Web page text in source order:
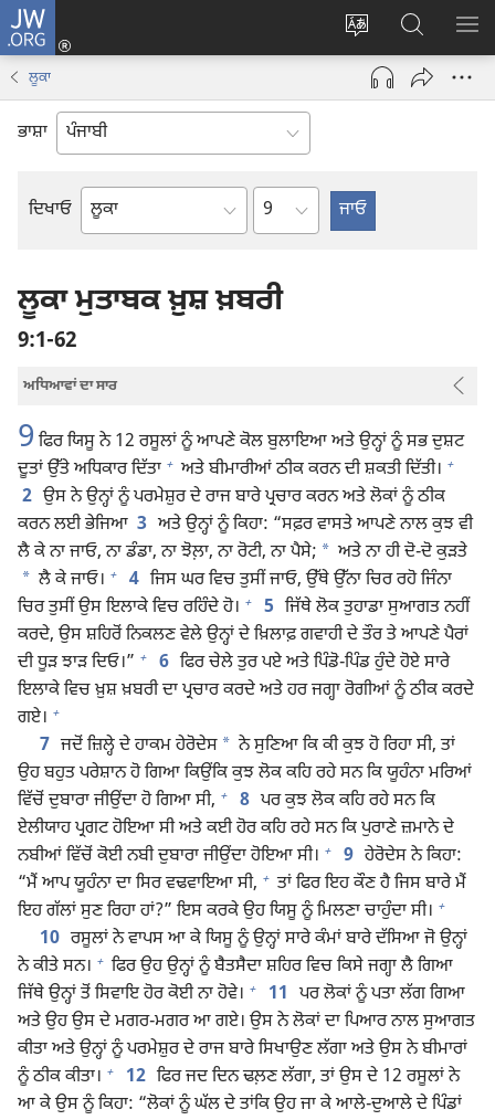
JW.ORG
ਸਾਈਟ
ਦੀ
ਭਾਸ਼ਾ
ਲਾਗ-
(opens
new
JW.ORG
ʼਤੇ
ਖੋਜ
ਲੂਕਾ
ਭਾਸ਼ਾ
ਦਿਖਾਓ
ਬਾਈਬਲ
Chapter
ਲੂਕਾ ਮੁਤਾਬਕ ਖ਼ੁਸ਼ ਖ਼ਬਰੀ
9:1-62
ਅਧਿਆਵਾਂ ਦਾ ਸਾਰ
9ਫਿਰ ਯਿਸੂ ਨੇ 12 ਰਸੂਲਾਂ ਨੂੰ ਆਪਣੇ ਕੋਲ ਬੁਲਾਇਆ ਅਤੇ ਉਨ੍ਹਾਂ ਨੂੰ ਸਭ ਦੁਸ਼ਟ
ਦੂਤਾਂ ਉੱਤੇ ਅਧਿਕਾਰ ਦਿੱਤਾ + ਅਤੇ ਬੀਮਾਰੀਆਂ ਠੀਕ ਕਰਨ ਦੀ ਸ਼ਕਤੀ ਦਿੱਤੀ। +
2 ਉਸ ਨੇ ਉਨ੍ਹਾਂ ਨੂੰ ਪਰਮੇਸ਼ੁਰ ਦੇ ਰਾਜ ਬਾਰੇ ਪ੍ਰਚਾਰ ਕਰਨ ਅਤੇ ਲੋਕਾਂ ਨੂੰ ਠੀਕ
ਕਰਨ ਲਈ ਭੇਜਿਆ 3 ਅਤੇ ਉਨ੍ਹਾਂ ਨੂੰ ਕਿਹਾ: “ਸਫ਼ਰ ਵਾਸਤੇ ਆਪਣੇ ਨਾਲ ਕੁਝ ਵੀ
ਲੈ ਕੇ ਨਾ ਜਾਓ, ਨਾ ਡੰਡਾ, ਨਾ ਝੋਲ਼ਾ, ਨਾ ਰੋਟੀ, ਨਾ ਪੈਸੇ; * ਅਤੇ ਨਾ ਹੀ ਦੋ-ਦੋ ਕੁੜਤੇ
* ਲੈ ਕੇ ਜਾਓ। + 4 ਜਿਸ ਘਰ ਵਿਚ ਤੁਸੀਂ ਜਾਓ, ਉੱਥੇ ਉੱਨਾ ਚਿਰ ਰਹੋ ਜਿੰਨਾ
ਚਿਰ ਤੁਸੀਂ ਉਸ ਇਲਾਕੇ ਵਿਚ ਰਹਿੰਦੇ ਹੋ। + 5 ਜਿੱਥੇ ਲੋਕ ਤੁਹਾਡਾ ਸੁਆਗਤ ਨਹੀਂ
ਕਰਦੇ, ਉਸ ਸ਼ਹਿਰੋਂ ਨਿਕਲਣ ਵੇਲੇ ਉਨ੍ਹਾਂ ਦੇ ਖ਼ਿਲਾਫ਼ ਗਵਾਹੀ ਦੇ ਤੌਰ ਤੇ ਆਪਣੇ ਪੈਰਾਂ
ਦੀ ਧੂੜ ਝਾੜ ਦਿਓ।” + 6 ਫਿਰ ਚੇਲੇ ਤੁਰ ਪਏ ਅਤੇ ਪਿੰਡੋ-ਪਿੰਡ ਹੁੰਦੇ ਹੋਏ ਸਾਰੇ
ਇਲਾਕੇ ਵਿਚ ਖ਼ੁਸ਼ ਖ਼ਬਰੀ ਦਾ ਪ੍ਰਚਾਰ ਕਰਦੇ ਅਤੇ ਹਰ ਜਗ੍ਹਾ ਰੋਗੀਆਂ ਨੂੰ ਠੀਕ ਕਰਦੇ
ਗਏ। +
7 ਜਦੋਂ ਜ਼ਿਲ੍ਹੇ ਦੇ ਹਾਕਮ ਹੇਰੋਦੇਸ * ਨੇ ਸੁਣਿਆ ਕਿ ਕੀ ਕੁਝ ਹੋ ਰਿਹਾ ਸੀ, ਤਾਂ
ਉਹ ਬਹੁਤ ਪਰੇਸ਼ਾਨ ਹੋ ਗਿਆ ਕਿਉਂਕਿ ਕੁਝ ਲੋਕ ਕਹਿ ਰਹੇ ਸਨ ਕਿ ਯੂਹੰਨਾ ਮਰਿਆਂ
ਵਿੱਚੋਂ ਦੁਬਾਰਾ ਜੀਉਂਦਾ ਹੋ ਗਿਆ ਸੀ, + 8 ਪਰ ਕੁਝ ਲੋਕ ਕਹਿ ਰਹੇ ਸਨ ਕਿ
ਏਲੀਯਾਹ ਪ੍ਰਗਟ ਹੋਇਆ ਸੀ ਅਤੇ ਕਈ ਹੋਰ ਕਹਿ ਰਹੇ ਸਨ ਕਿ ਪੁਰਾਣੇ ਜ਼ਮਾਨੇ ਦੇ
ਨਬੀਆਂ ਵਿੱਚੋਂ ਕੋਈ ਨਬੀ ਦੁਬਾਰਾ ਜੀਉਂਦਾ ਹੋਇਆ ਸੀ। + 9 ਹੇਰੋਦੇਸ ਨੇ ਕਿਹਾ:
“ਮੈਂ ਆਪ ਯੂਹੰਨਾ ਦਾ ਸਿਰ ਵਢਵਾਇਆ ਸੀ, + ਤਾਂ ਫਿਰ ਇਹ ਕੌਣ ਹੈ ਜਿਸ ਬਾਰੇ ਮੈਂ
ਇਹ ਗੱਲਾਂ ਸੁਣ ਰਿਹਾ ਹਾਂ?” ਇਸ ਕਰਕੇ ਉਹ ਯਿਸੂ ਨੂੰ ਮਿਲਣਾ ਚਾਹੁੰਦਾ ਸੀ। +
10 ਰਸੂਲਾਂ ਨੇ ਵਾਪਸ ਆ ਕੇ ਯਿਸੂ ਨੂੰ ਉਨ੍ਹਾਂ ਸਾਰੇ ਕੰਮਾਂ ਬਾਰੇ ਦੱਸਿਆ ਜੋ ਉਨ੍ਹਾਂ
ਨੇ ਕੀਤੇ ਸਨ। + ਫਿਰ ਉਹ ਉਨ੍ਹਾਂ ਨੂੰ ਬੈਤਸੈਦਾ ਸ਼ਹਿਰ ਵਿਚ ਕਿਸੇ ਜਗ੍ਹਾ ਲੈ ਗਿਆ
ਜਿੱਥੇ ਉਨ੍ਹਾਂ ਤੋਂ ਸਿਵਾਇ ਹੋਰ ਕੋਈ ਨਾ ਹੋਵੇ। + 11 ਪਰ ਲੋਕਾਂ ਨੂੰ ਪਤਾ ਲੱਗ ਗਿਆ
ਅਤੇ ਉਹ ਉਸ ਦੇ ਮਗਰ-ਮਗਰ ਆ ਗਏ। ਉਸ ਨੇ ਲੋਕਾਂ ਦਾ ਪਿਆਰ ਨਾਲ ਸੁਆਗਤ
ਕੀਤਾ ਅਤੇ ਉਨ੍ਹਾਂ ਨੂੰ ਪਰਮੇਸ਼ੁਰ ਦੇ ਰਾਜ ਬਾਰੇ ਸਿਖਾਉਣ ਲੱਗਾ ਅਤੇ ਉਸ ਨੇ ਬੀਮਾਰਾਂ
ਨੂੰ ਠੀਕ ਕੀਤਾ। + 12 ਫਿਰ ਜਦ ਦਿਨ ਢਲ਼ਣ ਲੱਗਾ, ਤਾਂ ਉਸ ਦੇ 12 ਰਸੂਲਾਂ ਨੇ
ਆ ਕੇ ਉਸ ਨੂੰ ਕਿਹਾ: “ਲੋਕਾਂ ਨੂੰ ਘੱਲ ਦੇ ਤਾਂਕਿ ਉਹ ਜਾ ਕੇ ਆਲੇ-ਦੁਆਲੇ ਦੇ ਪਿੰਡਾਂ